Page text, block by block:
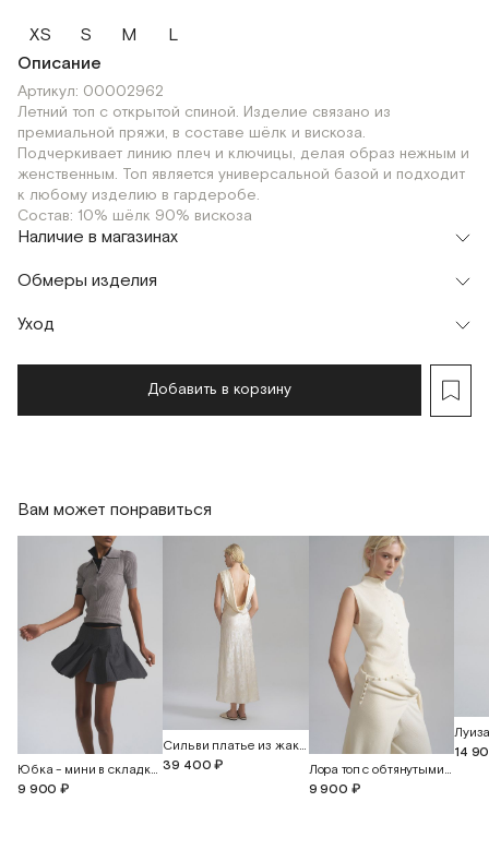
XS S M
L
Описание
Артикул: 00002962
Летний топ с открытой спиной. Изделие связано из
премиальной пряжи, в составе шёлк и вискоза.
Подчеркивает линию плеч и ключицы, делая образ нежным и
женственным. Топ является универсальной базой и подходит
к любому изделию в гардеробе.
Состав: 10% шёлк 90% вискоза
Наличие в магазинах
Флагман
г. Москва, Малая Бронная 16
ML
г. Москва, Малая Бронная 24/3
ML
Обмеры изделия
Мерки, см
35
Длина изделия 57 58,5 60
Уход
Добавить в корзину
Вам может понравиться
Юбка - мини в складку с разрезом
9 900 ₽
Сильви платье из жаккардового шелка с открытой спиной
39 400 ₽
Лора топ с обтянутыми пуговицами
9 900 ₽
14